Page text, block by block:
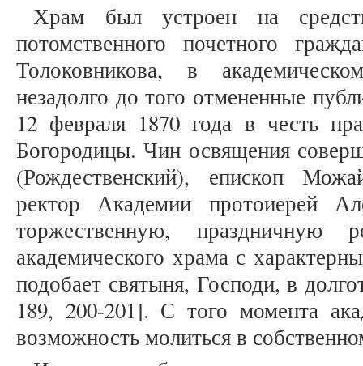
Храм был устроен на
потомственного почетного
Толоковникова, в
незадолго до того отмененные
12 февраля 1870 года в честь
Богородицы. Чин освящения
(Рождественский), епископ
ректор Академии протоиерей
торжественную, праздничную
академического храма с
подобает святыня, Господи, в
189, 200-201]. С того момента
возможность молиться в